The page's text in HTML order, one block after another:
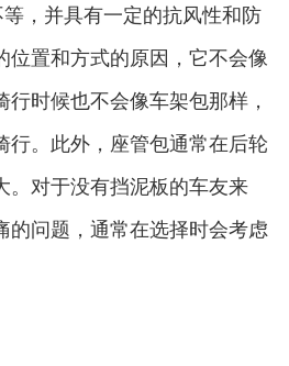
，并具有一定的抗风性和防
位置和方式的原因，它不会像
时候也不会像车架包那样，
行。此外，座管包通常在后轮
。对于没有挡泥板的车友来
的问题，通常在选择时会考虑